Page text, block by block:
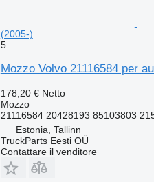
(2005-)
5
Mozzo Volvo 21116584 per
178,20 € Netto
Mozzo
21116584 20428193 85103803
Estonia, Tallinn
TruckParts Eesti OÜ
Contattare il venditore